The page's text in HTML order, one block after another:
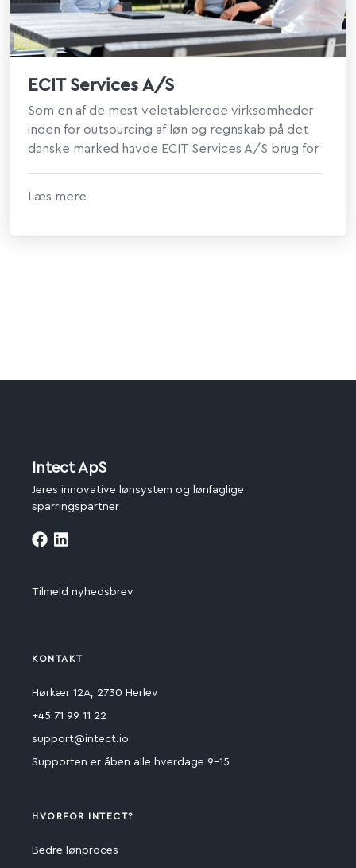
ECIT Services A/S
Som en af de mest veletablerede virksomheder
inden for outsourcing af løn og regnskab på det
danske marked havde ECIT Services A/S brug for
Læs mere
Intect ApS
Jeres innovative lønsystem og lønfaglige
sparringspartner
Tilmeld nyhedsbrev
KONTAKT
Hørkær 12A, 2730 Herlev
+45 71 99 11 22
support@intect.io
Supporten er åben alle hverdage 9-15
HVORFOR INTECT?
Bedre lønproces